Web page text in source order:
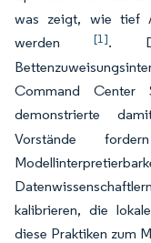
was zeigt, wie tief
werden[1].
Command Center
demonstrierte
Vorstände
kalibrieren, die
diese Praktiken zum